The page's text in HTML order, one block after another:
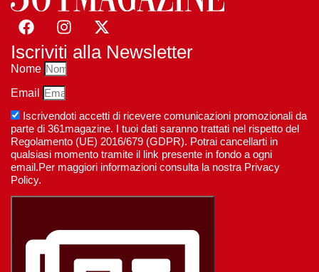
Iscriviti alla Newsletter
Nome
Email
Iscrivendoti accetti di ricevere comunicazioni promozionali da
parte di 361magazine. I tuoi dati saranno trattati nel rispetto del
Regolamento (UE) 2016/679 (GDPR). Potrai cancellarti in
qualsiasi momento tramite il link presente in fondo a ogni
email.Per maggiori informazioni consulta la nostra Privacy
Policy.